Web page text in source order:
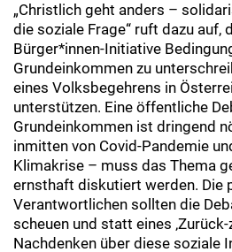
„Christlich geht anders –
die soziale Frage“ ruft dazu auf,
Bürger*innen-Initiative
Grundeinkommen zu
eines Volksbegehrens in
unterstützen. Eine öffentliche
Grundeinkommen ist dringend
inmitten von Covid-Pandemie
Klimakrise – muss das Thema
ernsthaft diskutiert werden. Die
Verantwortlichen sollten die
scheuen und statt eines ‚Zurück-
Nachdenken über diese soziale